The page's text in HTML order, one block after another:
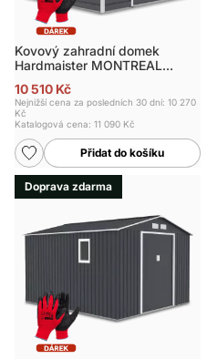
Kovový zahradní domek
Hardmaister MONTREAL
10 510 Kč
Nejnižší cena za posledních 30 dní: 10 270
Kč
Katalogová cena: 11 090 Kč
Přidat do košíku
Doprava zdarma